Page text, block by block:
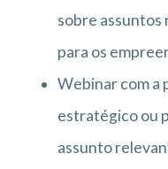
sobre assuntos
para os
Webinar com a
estratégico ou
assunto